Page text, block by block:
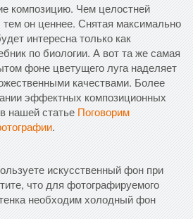
композицию. Чем целостней
тем он ценнее. Снятая максимально
интересна только как
по биологии. А вот та же самая
фоне цветущего луга наделяет
качествами. Более
эффектных композиционных
нашей статье Поговорим
.
искусственный фон при
что для фотографируемого
необходим холодный фон